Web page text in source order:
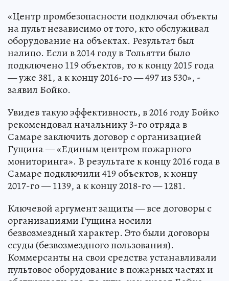
«Центр промбезопасности подключал объекты
на пульт независимо от того, кто обслуживал
оборудование на объектах. Результат был
налицо. Если в 2014 году в Тольятти было
подключено 119 объектов, то к концу 2015 года
— уже 381, а к концу 2016-го — 497 из 530», -
заявил Бойко.
Увидев такую эффективность, в 2016 году Бойко
рекомендовал начальнику 3-го отряда в
Самаре заключить договор с организацией
Гущина — «Единым центром пожарного
мониторинга». В результате к концу 2016 года в
Самаре подключили 419 объектов, к концу
2017-го — 1139, а к концу 2018-го — 1281.
Ключевой аргумент защиты — все договоры с
организациями Гущина носили
безвозмездный характер. Это были договоры
ссуды (безвозмездного пользования).
Коммерсанты на свои средства устанавливали
пультовое оборудование в пожарных частях и